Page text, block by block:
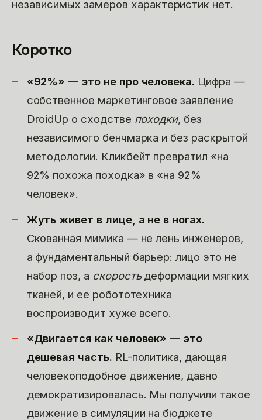
независимых замеров характеристик нет.
Коротко
«92%» — это не про человека. Цифра —
собственное маркетинговое заявление
DroidUp о сходстве походки, без
независимого бенчмарка и без раскрытой
методологии. Кликбейт превратил «на
92% похожа походка» в «на 92%
человек».
Жуть живет в лице, а не в ногах.
Скованная мимика — не лень инженеров,
а фундаментальный барьер: лицо это не
набор поз, а скоростьдеформации мягких
тканей, и ее робототехника
воспроизводит хуже всего.
«Двигается как человек» — это
дешевая часть. RL-политика, дающая
человекоподобное движение, давно
демократизировалась. Мы получили такое
движение в симуляции на бюджете